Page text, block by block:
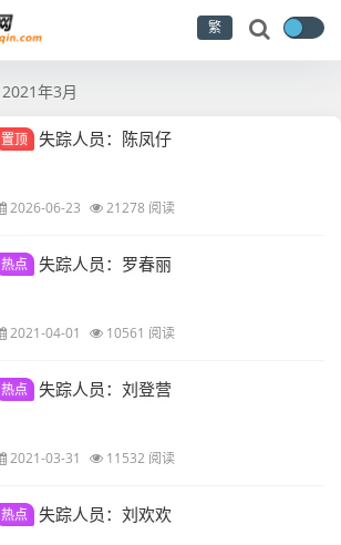
繁
2021年3月
置顶 失踪人员：陈凤仔
2026-06-23 21278 阅读
热点 失踪人员：罗春丽
2021-04-01 10561 阅读
热点 失踪人员：刘登营
2021-03-31 11532 阅读
热点 失踪人员：刘欢欢